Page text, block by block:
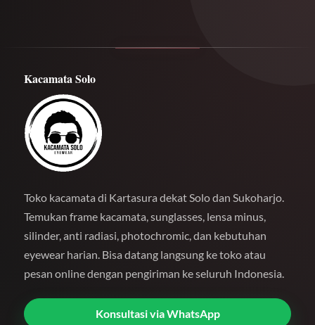
Kacamata Solo
Toko kacamata di Kartasura dekat Solo dan Sukoharjo.
Temukan frame kacamata, sunglasses, lensa minus,
silinder, anti radiasi, photochromic, dan kebutuhan
eyewear harian. Bisa datang langsung ke toko atau
pesan online dengan pengiriman ke seluruh Indonesia.
Konsultasi via WhatsApp